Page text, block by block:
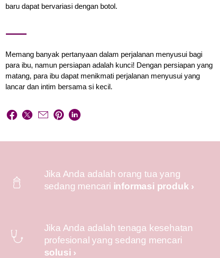
baru dapat bervariasi dengan botol.
Memang banyak pertanyaan dalam perjalanan menyusui bagi
para ibu, namun persiapan adalah kunci! Dengan persiapan yang
matang, para ibu dapat menikmati perjalanan menyusui yang
lancar dan intim bersama si kecil.
Jika Anda adalah orang tua yang
sedang mencari informasi produk ›
Jika Anda adalah tenaga kesehatan
profesional yang sedang mencari
solusi ›